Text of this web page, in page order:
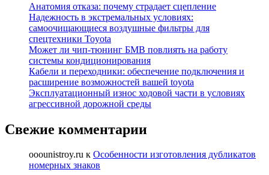
Анатомия отказа: почему страдает сцепление
Надежность в экстремальных условиях:
самоочищающиеся воздушные фильтры для
спецтехники Toyota
Может ли чип-тюнинг БМВ повлиять на работу
системы кондиционирования
Кабели и переходники: обеспечение подключения и
расширение возможностей вашей toyota
Эксплуатационный износ ходовой части в условиях
агрессивной дорожной среды
Свежие комментарии
ooounistroy.ru к Особенности изготовления дубликатов
номерных знаков